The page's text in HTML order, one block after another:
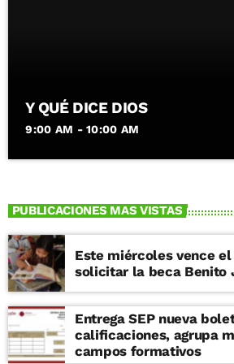
Y QUÉ DICE DIOS
9:00 AM - 10:00 AM
PUBLICACIONES MAS VISTAS
Este miércoles vence
solicitar la beca Benito
Entrega SEP nueva
calificaciones, agrupa
campos formativos